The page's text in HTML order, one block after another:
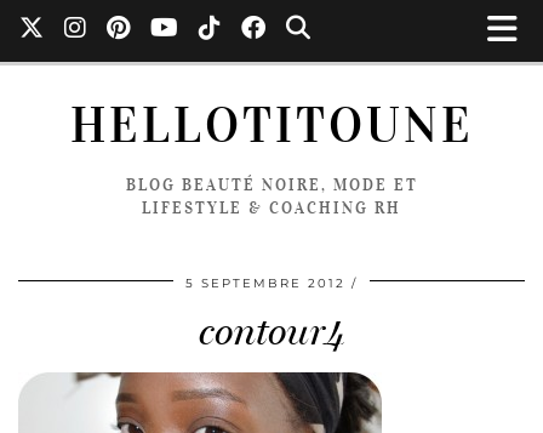
HELLOTITOUNE
BLOG BEAUTÉ NOIRE, MODE ET
LIFESTYLE & COACHING RH
5 SEPTEMBRE 2012
contour4